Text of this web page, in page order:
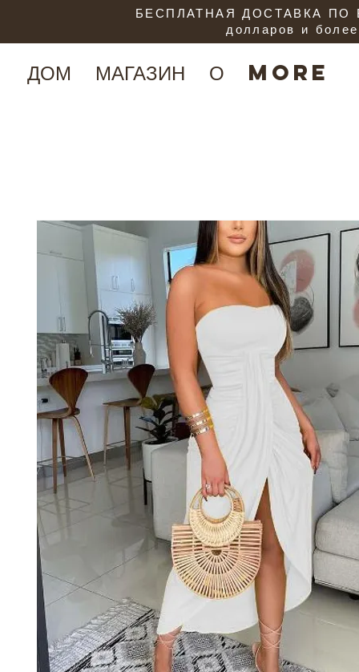
ДОМ МАГАЗИН О More
БЕСПЛАТНАЯ ДОСТАВКА ПО
долларов и